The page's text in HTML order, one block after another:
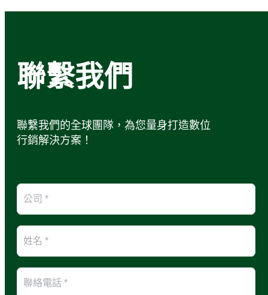
聯繫我們
聯繫我們的全球團隊，為您量身打造數位
行銷解決方案！